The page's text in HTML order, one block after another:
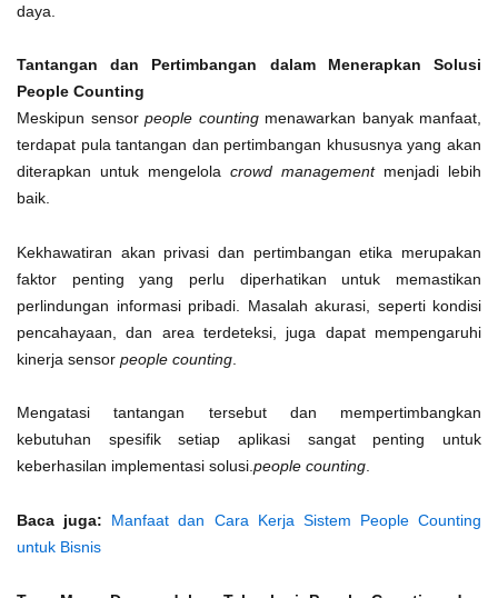
daya.
Tantangan dan Pertimbangan dalam Menerapkan Solusi
People Counting
Meskipun sensor people countingmenawarkan banyak manfaat,
terdapat pula tantangan dan pertimbangan khususnya yang akan
diterapkan untuk mengelola crowd managementmenjadi lebih
baik.
Kekhawatiran akan privasi dan pertimbangan etika merupakan
faktor penting yang perlu diperhatikan untuk memastikan
perlindungan informasi pribadi. Masalah akurasi, seperti kondisi
pencahayaan, dan area terdeteksi, juga dapat mempengaruhi
kinerja sensor people counting
Mengatasi tantangan tersebut dan mempertimbangkan
kebutuhan spesifik setiap aplikasi sangat penting untuk
keberhasilan implementasi solusi.people counting.
Baca juga:
Manfaat dan Cara Kerja Sistem People Counting
untuk Bisnis